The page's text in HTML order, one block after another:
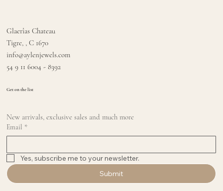
Glaerîas Chateau
Tigre, , C 1670
info@aylenjewels.com
54 9 11 6004 - 8392
Get on the list
New arrivals, exclusive sales and much more
Email *
Yes, subscribe me to your newsletter.
Submit